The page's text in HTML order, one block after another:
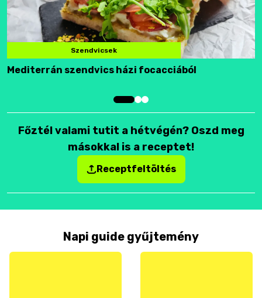
Szendvicsek
Mediterrán szendvics házi focacciából
Főztél valami tutit a hétvégén? Oszd meg
másokkal is a receptet!
Receptfeltöltés
Napi guide gyűjtemény